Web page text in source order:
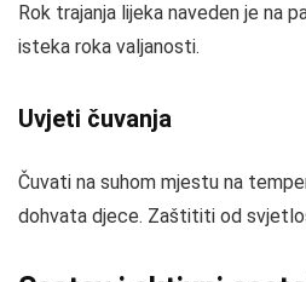
Rok trajanja lijeka naveden je na
isteka roka valjanosti.
Uvjeti čuvanja
Čuvati na suhom mjestu na
dohvata djece. Zaštititi od